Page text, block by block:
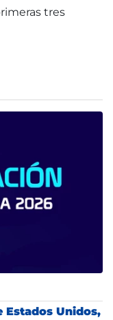
tres
Estados Unidos,